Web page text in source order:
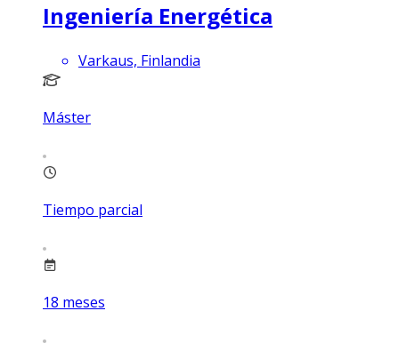
Ingeniería Energética
Varkaus, Finlandia
Máster
Tiempo parcial
18 meses